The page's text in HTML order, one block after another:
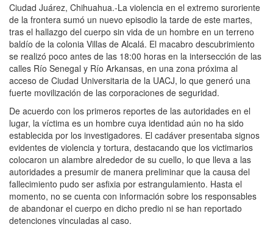
Ciudad Juárez, Chihuahua.-La violencia en el extremo suroriente
de la frontera sumó un nuevo episodio la tarde de este martes,
tras el hallazgo del cuerpo sin vida de un hombre en un terreno
baldío de la colonia Villas de Alcalá. El macabro descubrimiento
se realizó poco antes de las 18:00 horas en la intersección de las
calles Río Senegal y Río Arkansas, en una zona próxima al
acceso de Ciudad Universitaria de la UACJ, lo que generó una
fuerte movilización de las corporaciones de seguridad.
De acuerdo con los primeros reportes de las autoridades en el
lugar, la víctima es un hombre cuya identidad aún no ha sido
establecida por los investigadores. El cadáver presentaba signos
evidentes de violencia y tortura, destacando que los victimarios
colocaron un alambre alrededor de su cuello, lo que lleva a las
autoridades a presumir de manera preliminar que la causa del
fallecimiento pudo ser asfixia por estrangulamiento. Hasta el
momento, no se cuenta con información sobre los responsables
de abandonar el cuerpo en dicho predio ni se han reportado
detenciones vinculadas al caso.